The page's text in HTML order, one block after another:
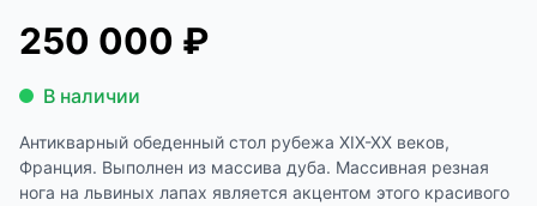
250 000 ₽
В наличии
Антикварный обеденный стол рубежа XIX-XX веков,
Франция. Выполнен из массива дуба. Массивная резная
нога на львиных лапах является акцентом этого красивого